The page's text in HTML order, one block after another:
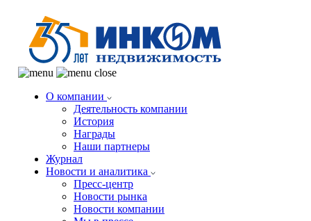
О компании
Деятельность компании
История
Награды
Наши партнеры
Журнал
Новости и аналитика
Пресс-центр
Новости рынка
Новости компании